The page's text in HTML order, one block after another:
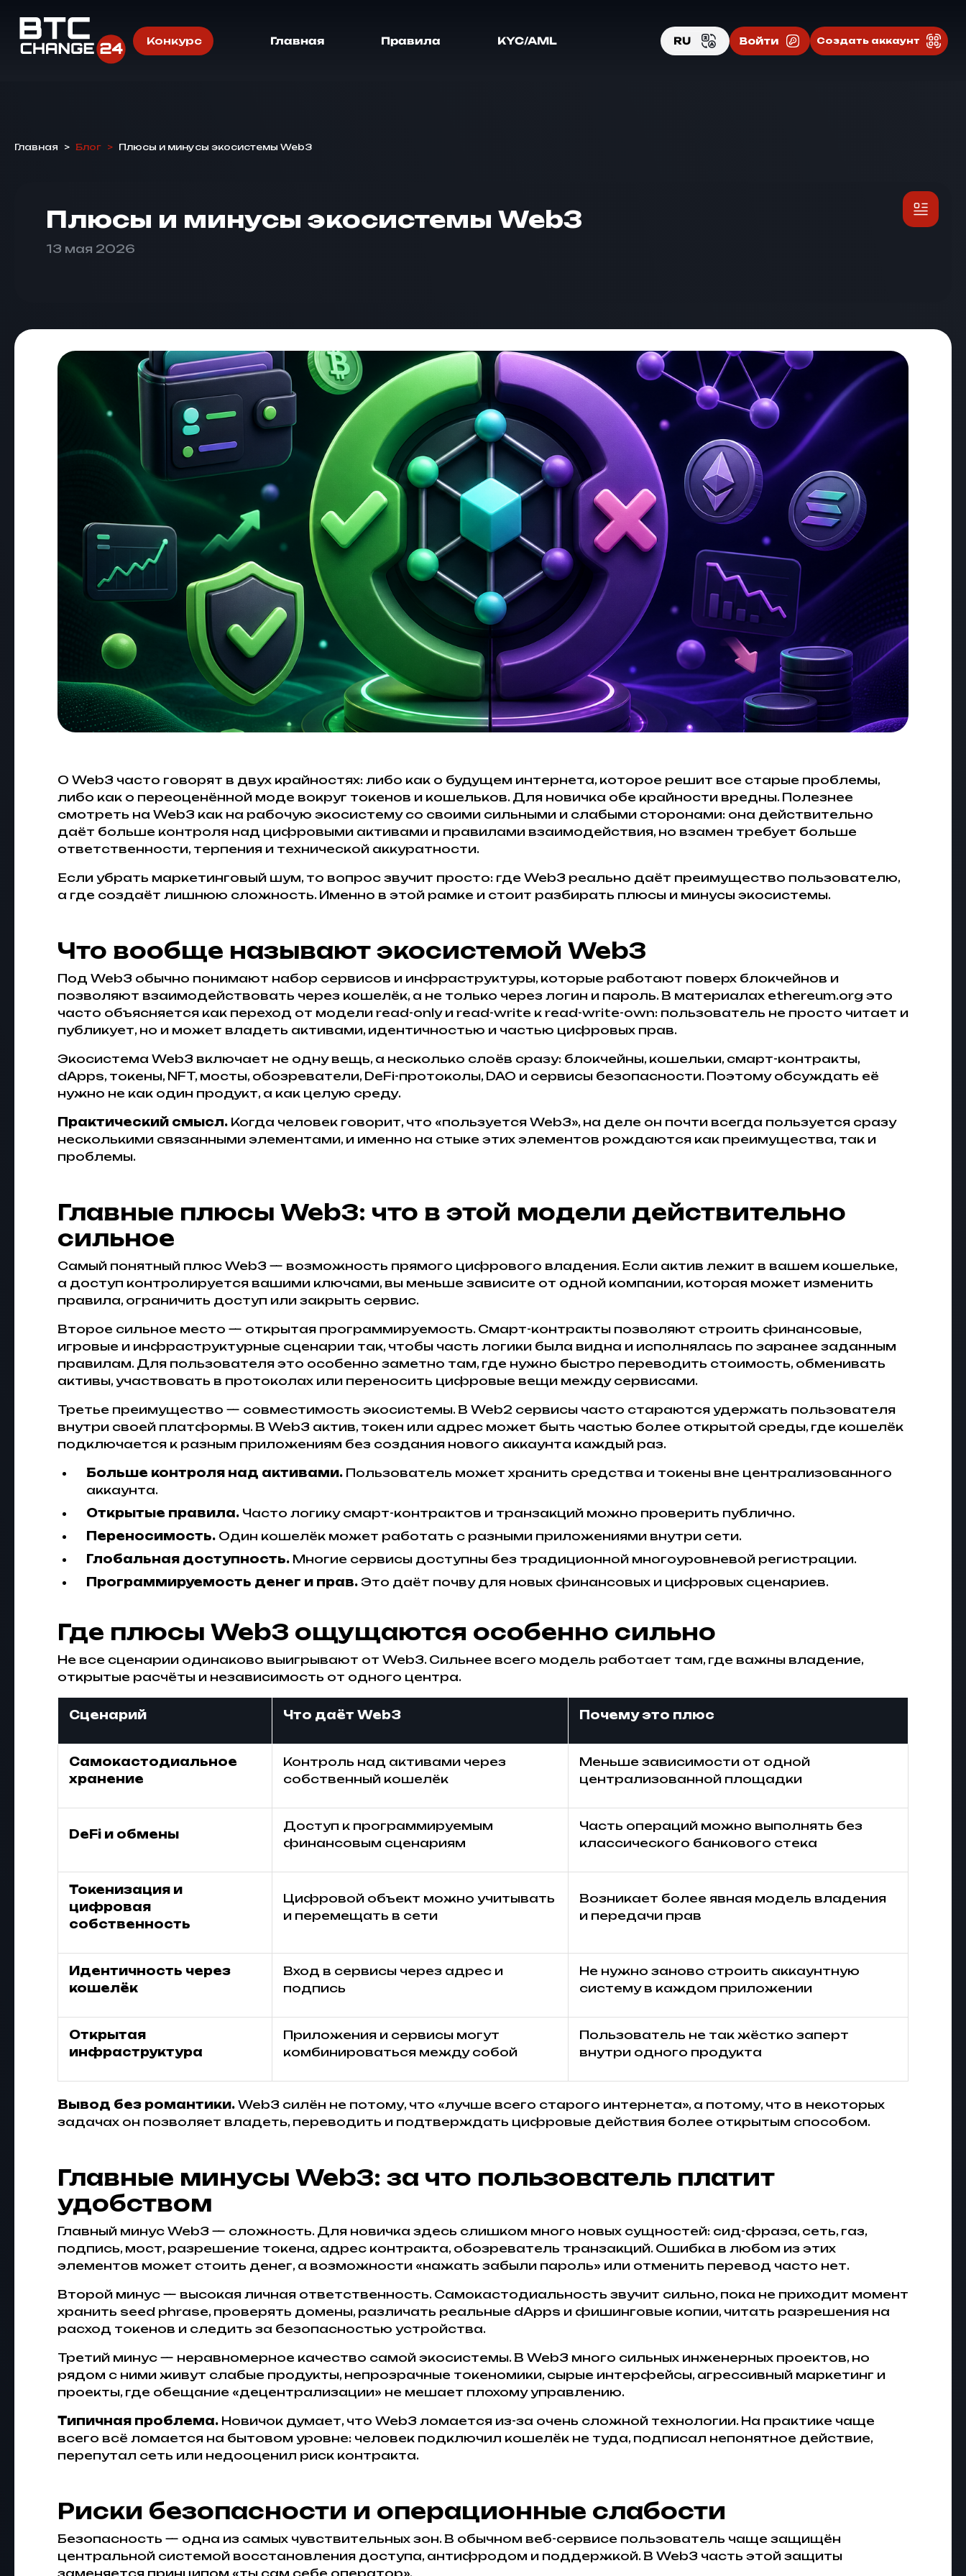
Конкурс Главная Правила KYC/AML RU Войти Создать аккаунт
Главная > Блог > Плюсы и минусы экосистемы Web3
Плюсы и минусы экосистемы Web3
13 мая 2026
О Web3 часто говорят в двух крайностях: либо как о будущем интернета, которое решит все старые проблемы,
либо как о переоценённой моде вокруг токенов и кошельков. Для новичка обе крайности вредны. Полезнее
смотреть на Web3 как на рабочую экосистему со своими сильными и слабыми сторонами: она действительно
даёт больше контроля над цифровыми активами и правилами взаимодействия, но взамен требует больше
ответственности, терпения и технической аккуратности.
Если убрать маркетинговый шум, то вопрос звучит просто: где Web3 реально даёт преимущество пользователю,
а где создаёт лишнюю сложность. Именно в этой рамке и стоит разбирать плюсы и минусы экосистемы.
Что вообще называют экосистемой Web3
Под Web3 обычно понимают набор сервисов и инфраструктуры, которые работают поверх блокчейнов и
позволяют взаимодействовать через кошелёк, а не только через логин и пароль. В материалах ethereum.org это
часто объясняется как переход от модели read-only и read-write к read-write-own: пользователь не просто читает и
публикует, но и может владеть активами, идентичностью и частью цифровых прав.
Экосистема Web3 включает не одну вещь, а несколько слоёв сразу: блокчейны, кошельки, смарт-контракты,
dApps, токены, NFT, мосты, обозреватели, DeFi-протоколы, DAO и сервисы безопасности. Поэтому обсуждать её
нужно не как один продукт, а как целую среду.
Практический смысл. Когда человек говорит, что «пользуется Web3», на деле он почти всегда пользуется сразу
несколькими связанными элементами, и именно на стыке этих элементов рождаются как преимущества, так и
проблемы.
Главные плюсы Web3: что в этой модели действительно
сильное
Самый понятный плюс Web3 — возможность прямого цифрового владения. Если актив лежит в вашем кошельке,
а доступ контролируется вашими ключами, вы меньше зависите от одной компании, которая может изменить
правила, ограничить доступ или закрыть сервис.
Второе сильное место — открытая программируемость. Смарт-контракты позволяют строить финансовые,
игровые и инфраструктурные сценарии так, чтобы часть логики была видна и исполнялась по заранее заданным
правилам. Для пользователя это особенно заметно там, где нужно быстро переводить стоимость, обменивать
активы, участвовать в протоколах или переносить цифровые вещи между сервисами.
Третье преимущество — совместимость экосистемы. В Web2 сервисы часто стараются удержать пользователя
внутри своей платформы. В Web3 актив, токен или адрес может быть частью более открытой среды, где кошелёк
подключается к разным приложениям без создания нового аккаунта каждый раз.
Больше контроля над активами. Пользователь может хранить средства и токены вне централизованного
аккаунта.
Открытые правила. Часто логику смарт-контрактов и транзакций можно проверить публично.
Переносимость. Один кошелёк может работать с разными приложениями внутри сети.
Глобальная доступность. Многие сервисы доступны без традиционной многоуровневой регистрации.
Программируемость денег и прав. Это даёт почву для новых финансовых и цифровых сценариев.
Где плюсы Web3 ощущаются особенно сильно
Не все сценарии одинаково выигрывают от Web3. Сильнее всего модель работает там, где важны владение,
открытые расчёты и независимость от одного центра.
Сценарий Что даёт Web3 Почему это плюс
Самокастодиальное
хранение
Контроль над активами через
собственный кошелёк
Меньше зависимости от одной
централизованной площадки
DeFi и обмены
Доступ к программируемым
финансовым сценариям
Часть операций можно выполнять без
классического банкового стека
Токенизация и
цифровая
собственность
Цифровой объект можно учитывать
и перемещать в сети
Возникает более явная модель владения
и передачи прав
Идентичность через
кошелёк
Вход в сервисы через адрес и
подпись
Не нужно заново строить аккаунтную
систему в каждом приложении
Открытая
инфраструктура
Приложения и сервисы могут
комбинироваться между собой
Пользователь не так жёстко заперт
внутри одного продукта
Вывод без романтики. Web3 силён не потому, что «лучше всего старого интернета», а потому, что в некоторых
задачах он позволяет владеть, переводить и подтверждать цифровые действия более открытым способом.
Главные минусы Web3: за что пользователь платит
удобством
Главный минус Web3 — сложность. Для новичка здесь слишком много новых сущностей: сид-фраза, сеть, газ,
подпись, мост, разрешение токена, адрес контракта, обозреватель транзакций. Ошибка в любом из этих
элементов может стоить денег, а возможности «нажать забыли пароль» или отменить перевод часто нет.
Второй минус — высокая личная ответственность. Самокастодиальность звучит сильно, пока не приходит момент
хранить seed phrase, проверять домены, различать реальные dApps и фишинговые копии, читать разрешения на
расход токенов и следить за безопасностью устройства.
Третий минус — неравномерное качество самой экосистемы. В Web3 много сильных инженерных проектов, но
рядом с ними живут слабые продукты, непрозрачные токеномики, сырые интерфейсы, агрессивный маркетинг и
проекты, где обещание «децентрализации» не мешает плохому управлению.
Типичная проблема. Новичок думает, что Web3 ломается из-за очень сложной технологии. На практике чаще
всего всё ломается на бытовом уровне: человек подключил кошелёк не туда, подписал непонятное действие,
перепутал сеть или недооценил риск контракта.
Риски безопасности и операционные слабости
Безопасность — одна из самых чувствительных зон. В обычном веб-сервисе пользователь чаще защищён
центральной системой восстановления доступа, антифродом и поддержкой. В Web3 часть этой защиты
заменяется принципом «ты сам себе оператор».